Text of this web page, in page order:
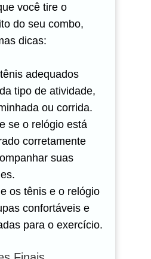
você tire o
do seu combo,
dicas:
adequados
tipo de atividade,
ou corrida.
se o relógio está
corretamente
suas
os tênis e o relógio
confortáveis e
para o exercício.